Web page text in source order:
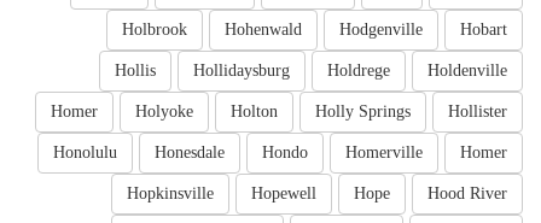
Hobart
Hodgenville
Hohenwald
Holbrook
Holdenville
Holdrege
Hollidaysburg
Hollis
Hollister
Holly Springs
Holton
Holyoke
Homer
Homer
Homerville
Hondo
Honesdale
Honolulu
Hood River
Hope
Hopewell
Hopkinsville